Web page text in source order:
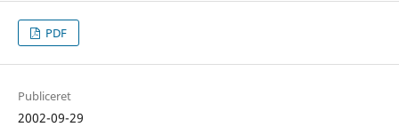
PDF
Publiceret
2002-09-29